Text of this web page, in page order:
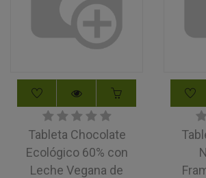
Tableta Chocolate
Ecológico 60% con
Leche Vegana de